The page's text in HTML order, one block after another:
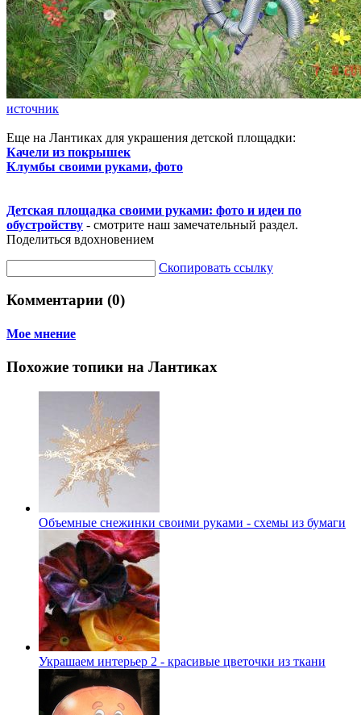
источник
Еще на Лантиках для украшения детской площадки:
Качели из покрышек
Клумбы своими руками, фото
Детская площадка своими руками: фото и идеи по
обустройству - смотрите наш замечательный раздел.
Поделиться вдохновением
Скопировать ссылку
Комментарии (0)
Мое мнение
Похожие топики на Лантиках
Объемные снежинки своими руками - схемы из бумаги
Украшаем интерьер 2 - красивые цветочки из ткани